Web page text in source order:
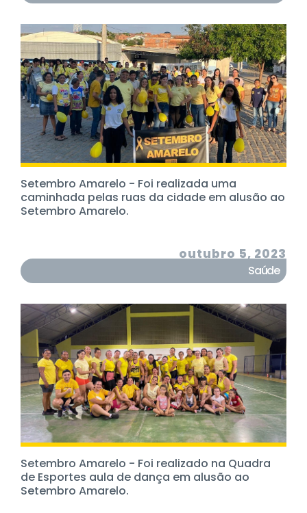
Setembro Amarelo - Foi realizada uma
caminhada pelas ruas da cidade em alusão ao
Setembro Amarelo.
Saúde
outubro 5, 2023
Setembro Amarelo - Foi realizado na Quadra
de Esportes aula de dança em alusão ao
Setembro Amarelo.